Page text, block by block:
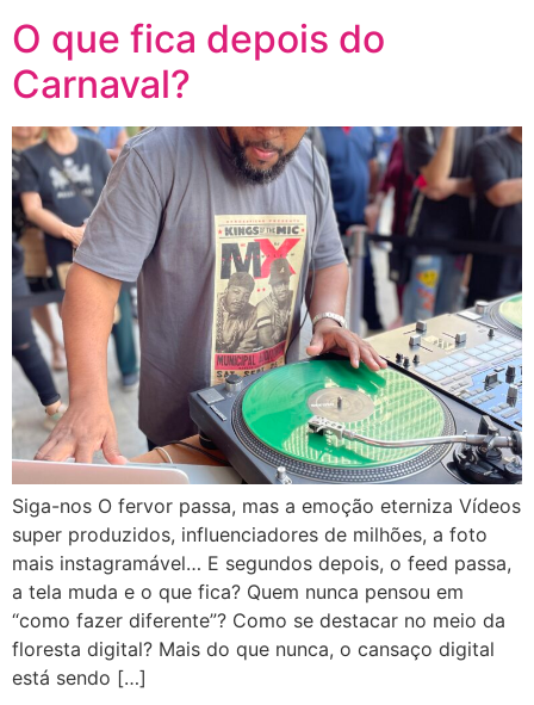
O que fica depois do
Carnaval?
Siga-nos O fervor passa, mas a emoção eterniza Vídeos
super produzidos, influenciadores de milhões, a foto
mais instagramável… E segundos depois, o feed passa,
a tela muda e o que fica? Quem nunca pensou em
“como fazer diferente”? Como se destacar no meio da
floresta digital? Mais do que nunca, o cansaço digital
está sendo […]